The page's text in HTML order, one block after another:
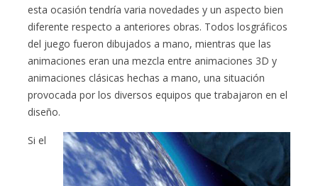
esta ocasión tendría varia novedades y un aspecto bien
diferente respecto a anteriores obras. Todos losgráficos
del juego fueron dibujados a mano, mientras que las
animaciones eran una mezcla entre animaciones 3D y
animaciones clásicas hechas a mano, una situación
provocada por los diversos equipos que trabajaron en el
diseño.
Si el